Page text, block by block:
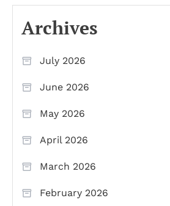
Archives
July 2026
June 2026
May 2026
April 2026
March 2026
February 2026